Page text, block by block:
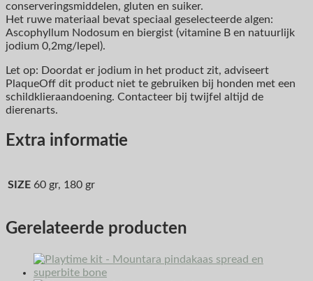
conserveringsmiddelen, gluten en suiker.
Het ruwe materiaal bevat speciaal geselecteerde algen:
Ascophyllum Nodosum en biergist (vitamine B en natuurlijk
jodium 0,2mg/lepel).
Let op: Doordat er jodium in het product zit, adviseert
PlaqueOff dit product niet te gebruiken bij honden met een
schildklieraandoening. Contacteer bij twijfel altijd de
dierenarts.
Extra informatie
SIZE 60 gr, 180 gr
Gerelateerde producten